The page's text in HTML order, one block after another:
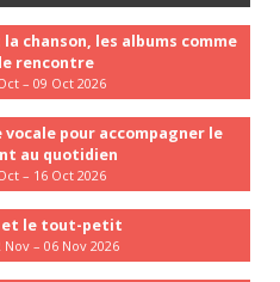
chanson, les albums comme
rencontre
– 09 Oct 2026
pour accompagner le
au quotidien
– 16 Oct 2026
et le tout-petit
– 06 Nov 2026